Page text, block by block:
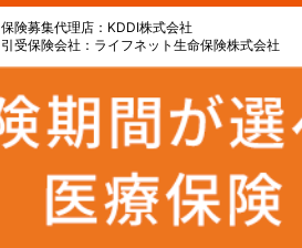
保険募集代理店：KDDI株式会社
引受保険会社：ライフネット生命保険株式会社